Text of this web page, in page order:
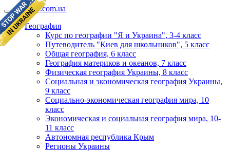
geomap.com.ua
География
Курс по географии "Я и Украина", 3-4 класс
Путеводитель "Киев для школьников", 5 класс
Общая география, 6 класс
География материков и океанов, 7 класс
Физическая география Украины, 8 класс
Социальная и экономическая география Украины,
9 класс
Социально-экономическая география мира, 10
класс
Экономическая и социальная география мира, 10-
11 класс
Автономная республика Крым
Регионы Украины